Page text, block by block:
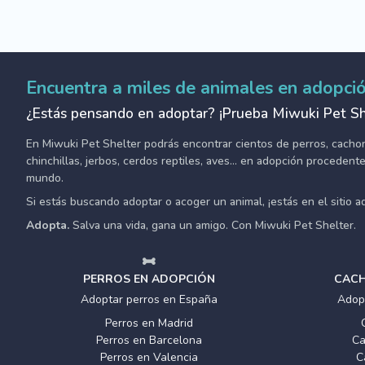
Encuentra a miles de animales en
¿Estás pensando en adoptar? ¡Prueba Miwuki Pet
En Miwuki Pet Shelter podrás encontrar cientos de perros,
chinchillas, jerbos, cerdos reptiles, aves... en adopción
mundo.
Si estás buscando adoptar o acoger un animal, ¡estás en el sitio
Adopta. Salva una vida, gana un amigo. Con Miwuki Pet Shelter.
PERROS EN ADOPCIÓN
Adoptar perros en España
Perros en Madrid
Perros en Barcelona
Perros en Valencia